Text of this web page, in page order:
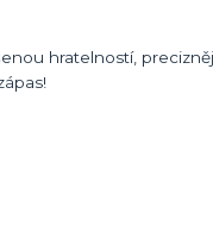
hratelností,